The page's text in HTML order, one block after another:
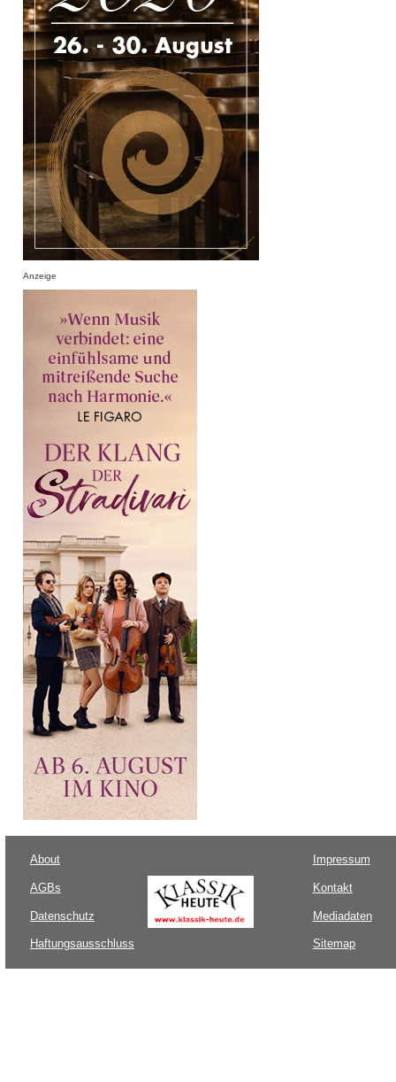
Anzeige
About
AGBs
Datenschutz
Haftungsausschluss
Impressum
Kontakt
Mediadaten
Sitemap